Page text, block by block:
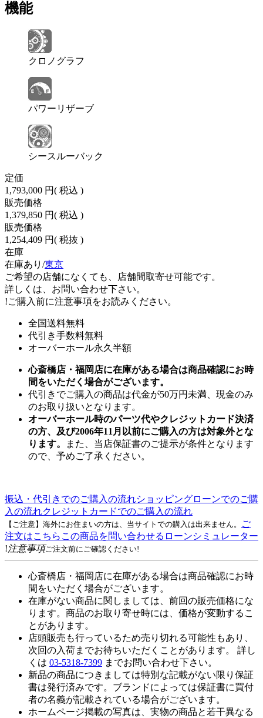
機能
クロノグラフ
パワーリザーブ
シースルーバック
定価
1,793,000 円( 税込 )
販売価格
1,379,850 円( 税込 )
販売価格
1,254,409 円( 税抜 )
在庫
在庫あり/東京
ご希望の店舗になくても、店舗間取寄せ可能です。
詳しくは、お問い合わせ下さい。
!ご購入前に注意事項をお読みください。
全国送料無料
代引き手数料無料
オーバーホール永久半額
心斎橋店・福岡店に在庫がある場合は商品確認にお時
間をいただく場合がございます。
代引きでご購入の商品は代金が50万円未満、現金のみ
のお取り扱いとなります。
オーバーホール時のパーツ代やクレジットカード決済
の方、及び2006年11月以前にご購入の方は対象外とな
ります。
また、当店保証書のご提示が条件となります
ので、予めご了承ください。
振込・代引きでのご購入の流れショッピングローンでのご購
入の流れクレジットカードでのご購入の流れ
【ご注意】海外にお住まいの方は、当サイトでの購入は出来ません。
ご
注文はこちら この商品を問い合わせる ローンシミュレーター
!注意事項ご注文前にご確認ください!
心斎橋店・福岡店に在庫がある場合は商品確認にお時
間をいただく場合がございます。
在庫がない商品に関しましては、前回の販売価格にな
ります。商品のお取り寄せ時には、価格が変動するこ
とがあります。
店頭販売も行っているため売り切れる可能性もあり、
次回の入荷までお待ちいただくことがあります。 詳し
くは 03-5318-7399 までお問い合わせ下さい。
新品の商品につきましては特別な記載がない限り保証
書は発行済みです。ブランドによっては保証書に買付
者の名義が記載されている場合がございます。
ホームページ掲載の写真は、実物の商品と若干異なる